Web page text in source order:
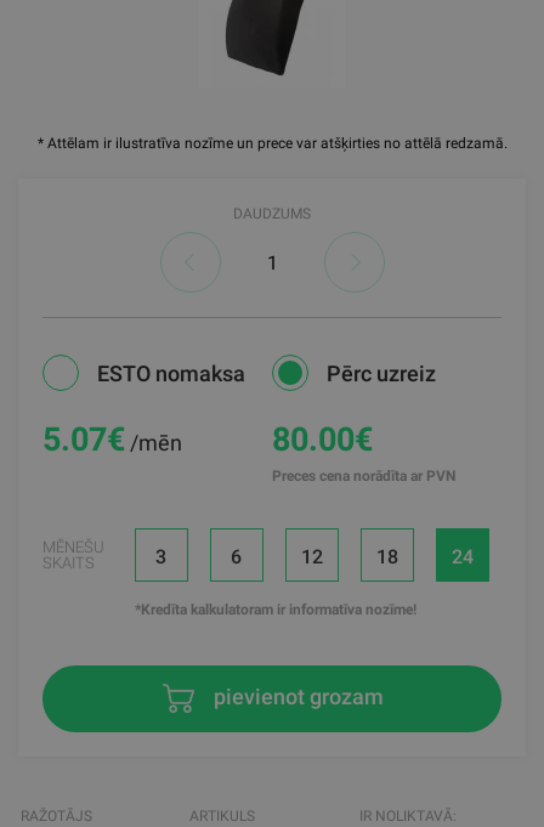
* Attēlam ir ilustratīva nozīme un prece var atšķirties no attēlā redzamā.
DAUDZUMS
ESTO nomaksa
5.07€ /mēn
Pērc uzreiz
80.00€
Preces cena norādīta ar PVN
MĒNEŠU
SKAITS
3 6 12 18 24
*Kredīta kalkulatoram ir informatīva nozīme!
pievienot grozam
RAŽOTĀJS ARTIKULS IR NOLIKTAVĀ: